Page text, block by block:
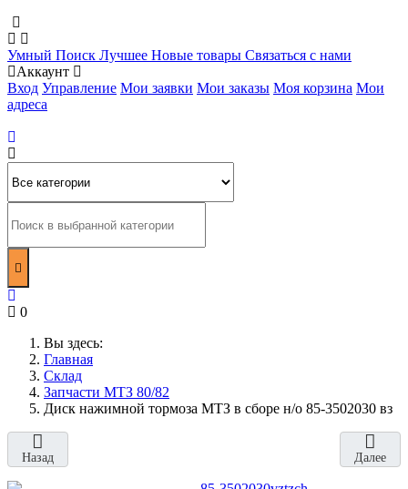
Умный Поиск Лучшее Новые товары Связаться с нами
Аккаунт
Вход Управление Мои заявки Мои заказы Моя корзина Мои
адреса
0
Вы здесь:
Главная
Склад
Запчасти МТЗ 80/82
Диск нажимной тормоза МТЗ в сборе н/о 85-3502030 вз
Назад Далее